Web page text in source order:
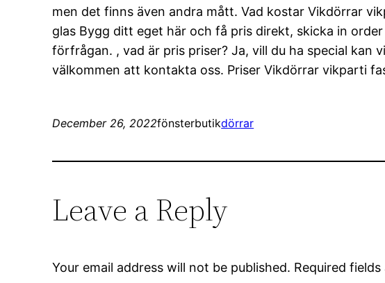
men det finns även andra mått. Vad kostar Vikdörrar
glas Bygg ditt eget här och få pris direkt, skicka in
förfrågan. , vad är pris priser? Ja, vill du ha special kan
välkommen att kontakta oss. Priser Vikdörrar vikparti
December 26, 2022fönsterbutikdörrar
Leave a Reply
Your email address will not be published. Required